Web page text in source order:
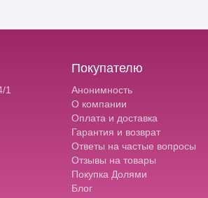
1
Покупателю
Анонимность
О компании
Оплата и доставка
Гарантия и возврат
Ответы на частые вопросы
Отзывы на товары
Покупка Долями
Блог